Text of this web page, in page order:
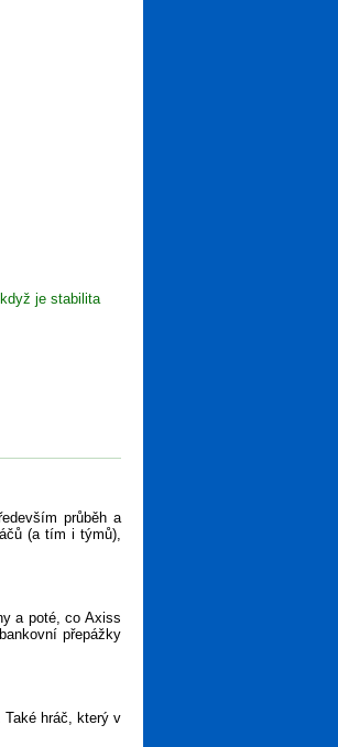
je stabilita
průběh a
(a tím i týmů),
a poté, co Axiss
přepážky
Také hráč, který v